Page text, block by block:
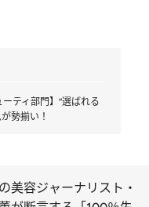
ティ部門】“選ばれる
勢揃い！
美容ジャーナリスト・